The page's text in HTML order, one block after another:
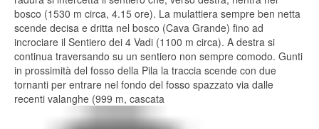
bosco (1530 m circa, 4.15 ore). La mulattiera sempre ben netta
scende decisa e dritta nel bosco (Cava Grande) fino ad
incrociare il Sentiero dei 4 Vadi (1100 m circa). A destra si
continua traversando su un sentiero non sempre comodo. Gunti
in prossimità del fosso della Pila la traccia scende con due
tornanti per entrare nel fondo del fosso spazzato via dalle
recenti valanghe (999 m, cascata